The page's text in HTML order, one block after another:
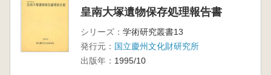
皇南大塚遺物保存処理報告書
シリーズ： 学術研究叢書13
発行元： 国立慶州文化財研究所
出版年： 1995/10